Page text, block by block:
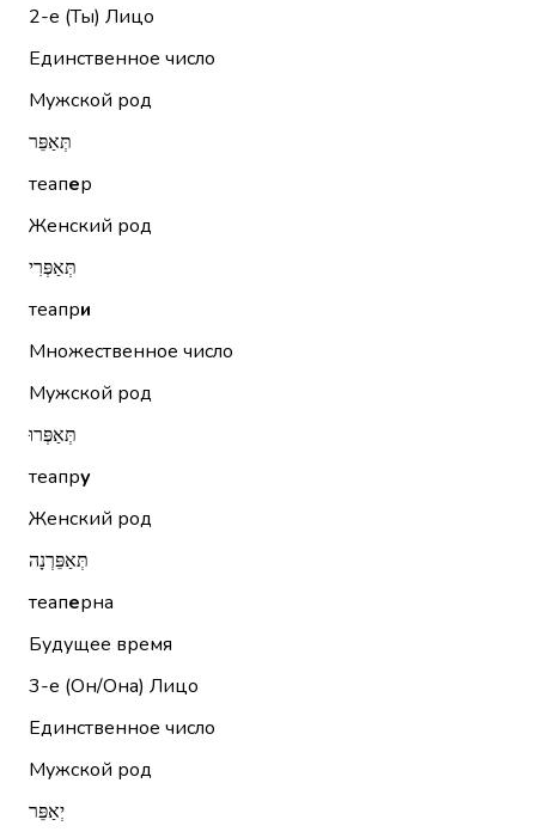
2-е (Ты) Лицо
Единственное число
Мужской род
תְּאַפֵּר
теапер
Женский род
תְּאַפְּרִי
теапри
Множественное число
Мужской род
תְּאַפְּרוּ
теапру
Женский род
תְּאַפֵּרְנָה
теаперна
Будущее время
3-е (Он/Она) Лицо
Единственное число
Мужской род
יְאַפֵּר